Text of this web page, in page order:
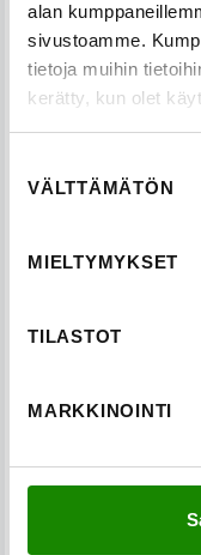
alan
sivustoamme.
tietoja muihin
kerätty, kun olet
valinta
VÄLTTÄMÄTÖN
MIELTYMYKSET
TILASTOT
MARKKINOINTI
KOP KOP,
Swedoor. Take Notice.